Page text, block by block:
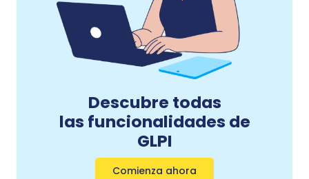
Descubre todas
las funcionalidades de
GLPI
Comienza ahora